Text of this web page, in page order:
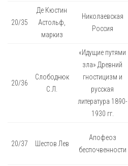
20/35
Де Кюстин
Астольф,
маркиз
Николаевская
Россия
20/36
Слободнюк
С.Л.
«Идущие путями
зла» Древний
гностицизм и
русская
литература 1890-
1930 гг.
20/37 Шестов Лев
Апофеоз
беспочвенности